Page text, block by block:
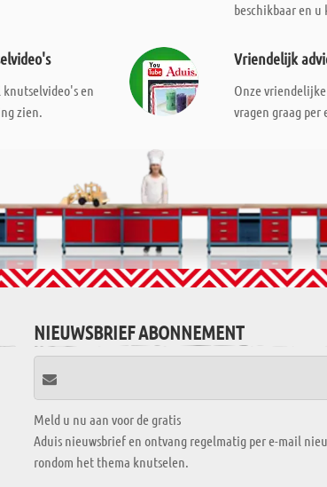
beschikbaar en
en
zien.
Vriendelijk
Onze
vragen graag
NIEUWSBRIEF ABONNEMENT
Meld u nu aan voor de gratis
Aduis nieuwsbrief en ontvang regelmatig per e-mail
rondom het thema knutselen.